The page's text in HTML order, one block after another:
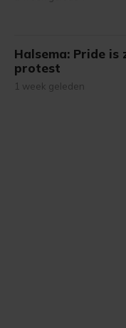
Halsema: Pride is
protest
1 week geleden